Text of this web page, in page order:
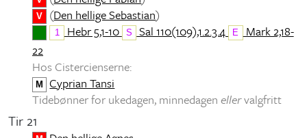
V (Den hellige Sebastian)
1 Hebr 5,1-10 S Sal 110(109),1.2.3.4 E Mark 2,18-
22
Hos Cistercienserne:
M
Cyprian Tansi
Tidebønner for ukedagen, minnedagen ellervalgfritt
Tir 21